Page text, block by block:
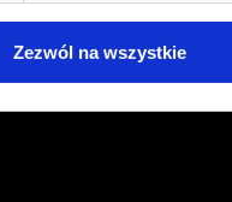
Zezwól na wszystkie